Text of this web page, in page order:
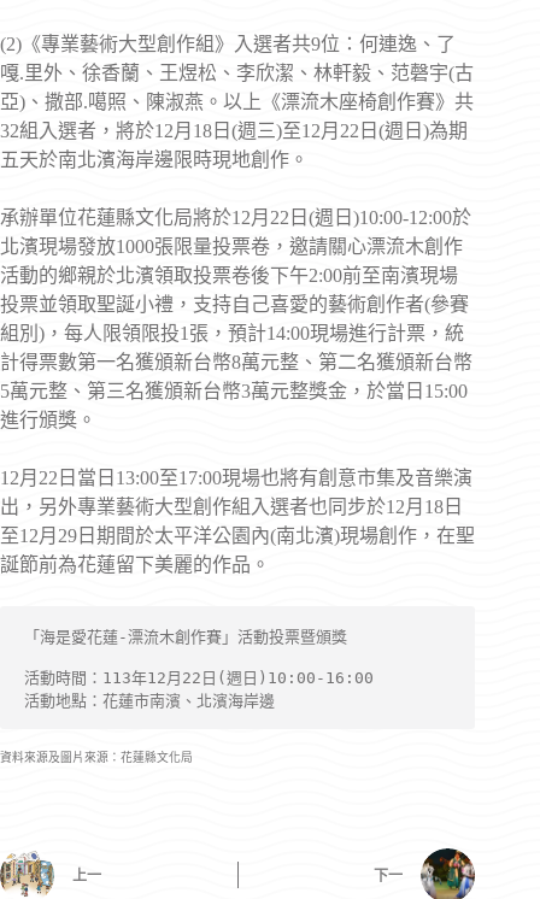
(2)《專業藝術大型創作組》入選者共9位：何連逸、了
嘎.里外、徐香蘭、王煜松、李欣潔、林軒毅、范磬宇(古
亞)、撒部.噶照、陳淑燕。以上《漂流木座椅創作賽》共
32組入選者，將於12月18日(週三)至12月22日(週日)為期
五天於南北濱海岸邊限時現地創作。
承辦單位花蓮縣文化局將於12月22日(週日)10:00-12:00於
北濱現場發放1000張限量投票卷，邀請關心漂流木創作
活動的鄉親於北濱領取投票卷後下午2:00前至南濱現場
投票並領取聖誕小禮，支持自己喜愛的藝術創作者(參賽
組別)，每人限領限投1張，預計14:00現場進行計票，統
計得票數第一名獲頒新台幣8萬元整、第二名獲頒新台幣
5萬元整、第三名獲頒新台幣3萬元整獎金，於當日15:00
進行頒獎。
12月22日當日13:00至17:00現場也將有創意市集及音樂演
出，另外專業藝術大型創作組入選者也同步於12月18日
至12月29日期間於太平洋公園內(南北濱)現場創作，在聖
誕節前為花蓮留下美麗的作品。
「海是愛花蓮-漂流木創作賽」活動投票暨頒獎
活動時間：113年12月22日(週日)10:00-16:00
活動地點：花蓮市南濱、北濱海岸邊
資料來源及圖片來源：花蓮縣文化局
上一 下一